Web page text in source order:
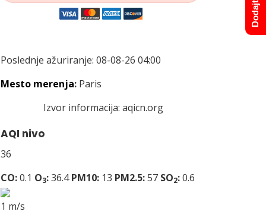
Poslednje ažuriranje: 08-08-26 04:00
Mesto merenja: Paris
Izvor informacija: aqicn.org
AQI nivo
36
CO:0.1 O3:36.4 PM10: 13 PM2.5:57 SO2:0.6
1 m/s